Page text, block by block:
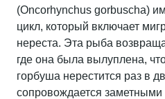
(Oncorhynchus gorbuscha)
цикл, который включает
нереста. Эта рыба
где она была вылуплена,
горбуша нерестится раз в
сопровождается